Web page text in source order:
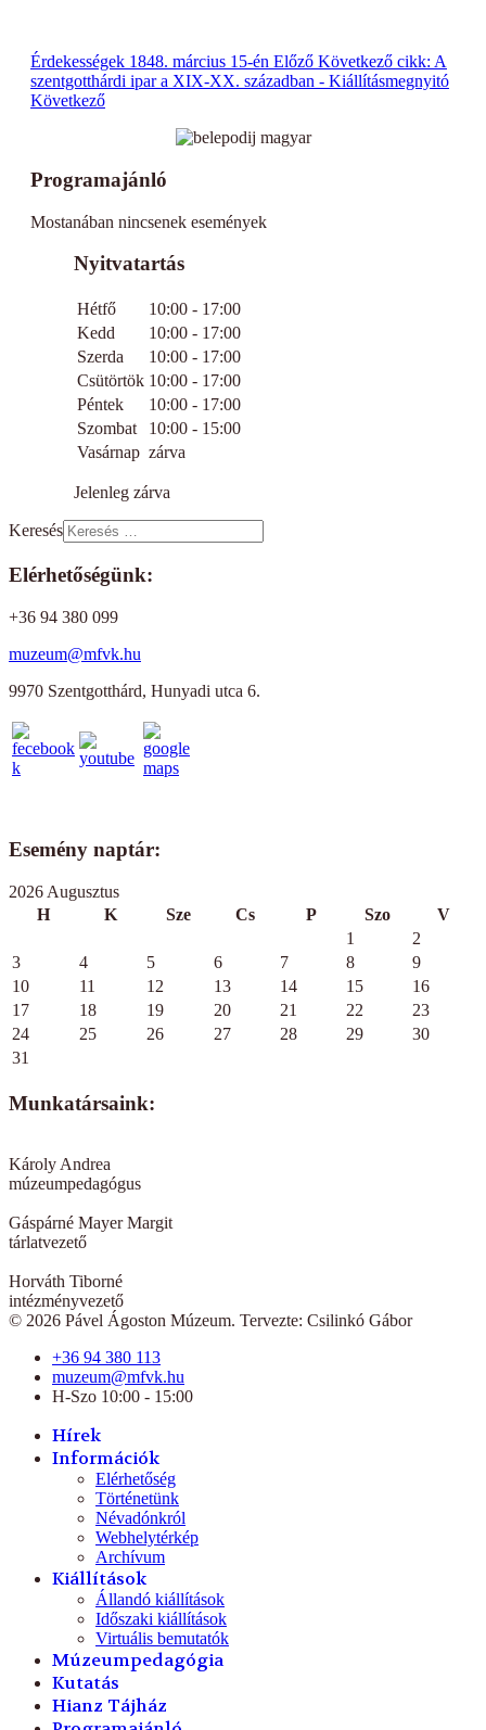
Érdekességek 1848. március 15-én Előző Következő cikk: A
szentgotthárdi ipar a XIX-XX. században - Kiállításmegnyitó
Következő
Programajánló
Mostanában nincsenek események
Nyitvatartás
Hétfő
10:00 - 17:00
Kedd
10:00 - 17:00
Szerda
10:00 - 17:00
Csütörtök 10:00 - 17:00
Péntek
10:00 - 17:00
Szombat
10:00 - 15:00
Vasárnap zárva
Jelenleg zárva
Keresés
Elérhetőségünk:
+36 94 380 099
muzeum@mfvk.hu
9970 Szentgotthárd, Hunyadi utca 6.
Esemény naptár:
2026 Augusztus
H
K Sze Cs P Szo
V
1
2
3
4 5 6 7 8
9
10
11 12 13 14 15
16
17
18 19 20 21 22
23
24
25 26 27 28 29
30
31
Munkatársaink:
Károly Andrea
múzeumpedagógus
Gáspárné Mayer Margit
tárlatvezető
Horváth Tiborné
intézményvezető
© 2026 Pável Ágoston Múzeum. Tervezte: Csilinkó Gábor
+36 94 380 113
muzeum@mfvk.hu
H-Szo 10:00 - 15:00
Hírek
Információk
Elérhetőség
Történetünk
Névadónkról
Webhelytérkép
Archívum
Kiállítások
Állandó kiállítások
Időszaki kiállítások
Virtuális bemutatók
Múzeumpedagógia
Kutatás
Hianz Tájház